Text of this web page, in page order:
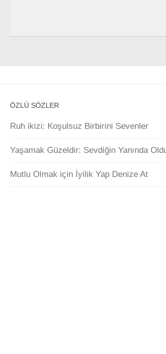
ÖZLÜ SÖZLER
Ruh ikizi: Koşulsuz Birbirini Sevenler
Yaşamak Güzeldir: Sevdiğin Yanında
Mutlu Olmak için İyilik Yap Denize At